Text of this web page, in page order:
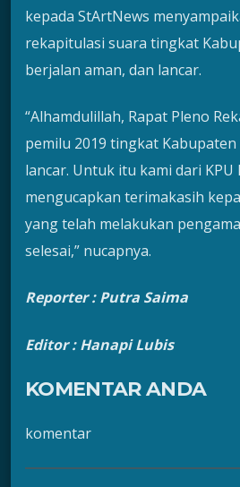
kepada StArtNews
rekapitulasi suara tingkat
berjalan aman, dan lancar.
“Alhamdulillah, Rapat Pleno
pemilu 2019 tingkat
lancar. Untuk itu kami dari KPU
mengucapkan terimakasih
yang telah melakukan
selesai,” nucapnya.
Reporter : Putra Saima
Editor : Hanapi Lubis
KOMENTAR ANDA
komentar